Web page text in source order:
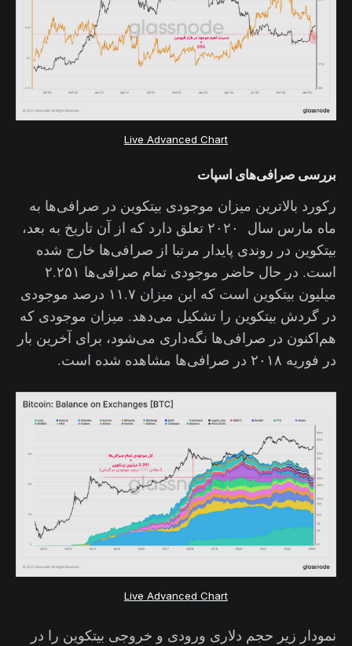
Live Advanced Chart
بررسی صرافی‌های اسپات
رکورد بالاترین میزان موجودی بیتکوین در صرافی‌ها به
ماه مارس سال ۲۰۲۰ تعلق دارد که از آن تاریخ به بعد،
بیتکوین در روندی پایدار مرتبا از صرافی‌ها خارج شده
است. در حال حاضر موجودی تمام صرافی‌ها ۲.۲۵۱
میلیون بیتکوین است که این میزان ۱۱.۷ درصد موجودی
در گردش بیتکوین را تشکیل می‌دهد. میزان موجودی که
هم‌اکنون در صرافی‌ها نگه‌داری می‌شود، برای آخرین بار
در فوریه ۲۰۱۸ در صرافی‌ها مشاهده شده است.
Live Advanced Chart
نمودار زیر حجم دلاری ورودی و خروجی بیتکوین را در